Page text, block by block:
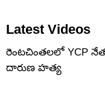
Latest Videos
రెంటచింతలలో YCP
దారుణ హత్య